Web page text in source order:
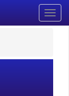
Toggle